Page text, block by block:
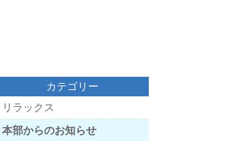
カテゴリー
リラックス
本部からのお知らせ